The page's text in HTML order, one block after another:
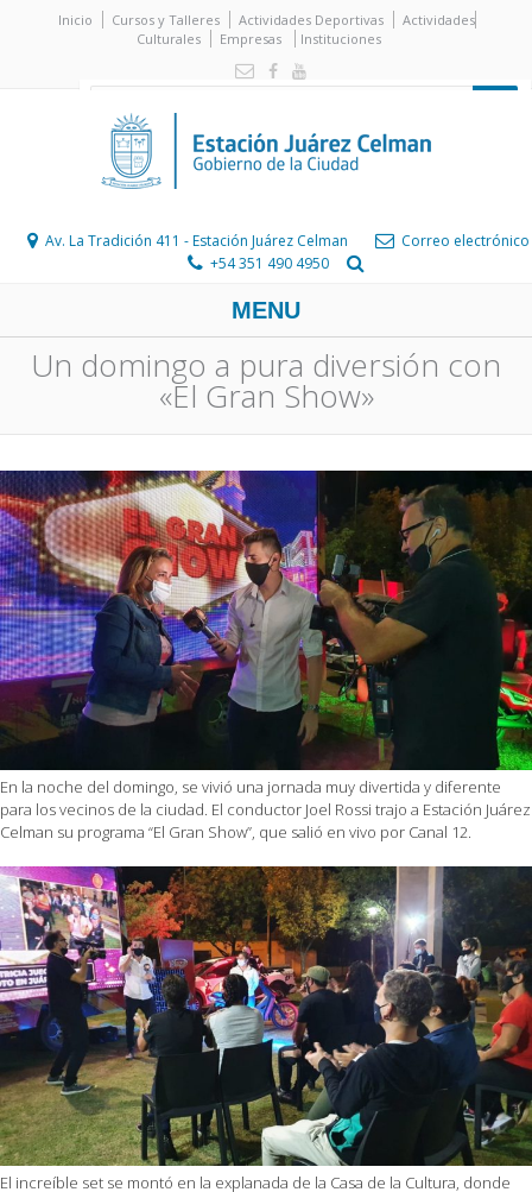
Inicio Cursos y Talleres Actividades Deportivas
Actividades
Culturales
Empresas Instituciones
Av. La Tradición 411 - Estación Juárez Celman
Correo electrónico
+54 351 490 4950
MENU
Un domingo a pura diversión con
«El Gran Show»
En la noche del domingo, se vivió una jornada muy divertida y diferente
para los vecinos de la ciudad. El conductor Joel Rossi trajo a Estación Juárez
Celman su programa “El Gran Show”, que salió en vivo por Canal 12.
El increíble set se montó en la explanada de la Casa de la Cultura, donde